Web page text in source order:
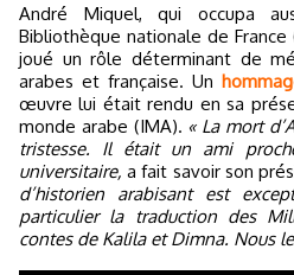
André Miquel, qui occupa
Bibliothèque nationale de France
joué un rôle déterminant de
arabes et française. Un
œuvre lui était rendu en sa
monde arabe (IMA). « La mort
tristesse. Il était un ami
universitaire, a fait savoir son
d’historien arabisant est
particulier la traduction des
contes de Kalila et Dimna. Nous